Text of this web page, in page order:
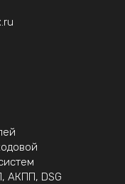
АКПП, DSG